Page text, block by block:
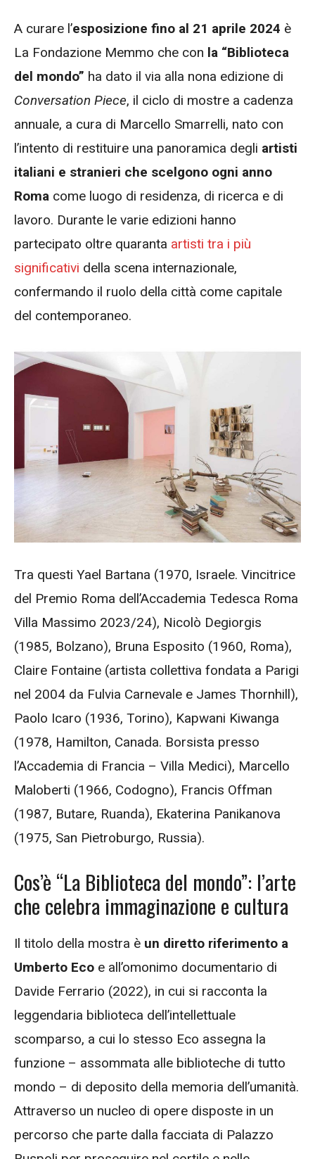
A curare l’esposizione fino al 21 aprile 2024 è
La Fondazione Memmo che con la “Biblioteca
del mondo” ha dato il via alla nona edizione di
Conversation Piece, il ciclo di mostre a cadenza
annuale, a cura di Marcello Smarrelli, nato con
l’intento di restituire una panoramica degli artisti
italiani e stranieri che scelgono ogni anno
Roma come luogo di residenza, di ricerca e di
lavoro. Durante le varie edizioni hanno
partecipato oltre quaranta artisti tra i più
significativi della scena internazionale,
confermando il ruolo della città come capitale
del contemporaneo.
Tra questi Yael Bartana (1970, Israele. Vincitrice
del Premio Roma dell’Accademia Tedesca Roma
Villa Massimo 2023/24), Nicolò Degiorgis
(1985, Bolzano), Bruna Esposito (1960, Roma),
Claire Fontaine (artista collettiva fondata a Parigi
nel 2004 da Fulvia Carnevale e James Thornhill),
Paolo Icaro (1936, Torino), Kapwani Kiwanga
(1978, Hamilton, Canada. Borsista presso
l’Accademia di Francia – Villa Medici), Marcello
Maloberti (1966, Codogno), Francis Offman
(1987, Butare, Ruanda), Ekaterina Panikanova
(1975, San Pietroburgo, Russia).
Cos’è “La Biblioteca del mondo”: l’arte
che celebra immaginazione e cultura
Il titolo della mostra è un diretto riferimento a
Umberto Eco e all’omonimo documentario di
Davide Ferrario (2022), in cui si racconta la
leggendaria biblioteca dell’intellettuale
scomparso, a cui lo stesso Eco assegna la
funzione – assommata alle biblioteche di tutto
mondo – di deposito della memoria dell’umanità.
Attraverso un nucleo di opere disposte in un
percorso che parte dalla facciata di Palazzo